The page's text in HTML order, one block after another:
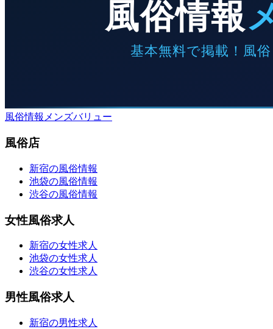
風俗情報メンズバリュー
風俗店
新宿の風俗情報
池袋の風俗情報
渋谷の風俗情報
女性風俗求人
新宿の女性求人
池袋の女性求人
渋谷の女性求人
男性風俗求人
新宿の男性求人